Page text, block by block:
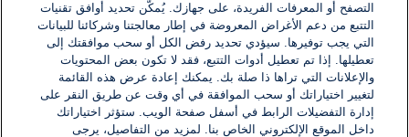
اكتب تعليقًا جديدًا ...
التصفح أو المعرفات الفريدة، على جهازك. يُمكّن تحديد أوافق تقنيات
التتبع من دعم الأغراض المعروضة في إطار معالجتنا وشركائنا للبيانات
التي يجب توفيرها. سيؤدي تحديد رفض الكل أو سحب موافقتك إلى
تعطيلها. إذا تم تعطيل أدوات التتبع، فقد لا تكون بعض المحتويات
والإعلانات التي تراها ذا صلة بك. يمكنك إعادة عرض هذه القائمة
لتغيير اختياراتك أو سحب الموافقة في أي وقت عن طريق النقر على
إدارة التفضيلات الرابط في أسفل صفحة الويب. ستؤثر اختياراتك
داخل الموقع الإلكتروني الخاص بنا. لمزيد من التفاصيل، يرجى